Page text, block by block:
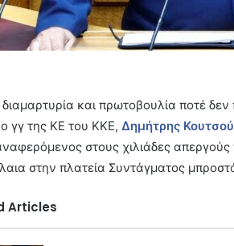
και πρωτοβουλία ποτέ
γγ της ΚΕ του ΚΚΕ, Δημήτρης
στους χιλιάδες
στην πλατεία Συντάγματος
Articles